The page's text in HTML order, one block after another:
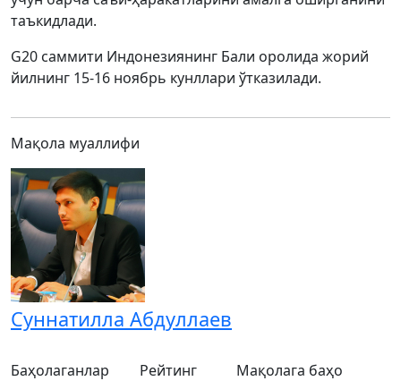
таъкидлади.
G20 саммити Индонезиянинг Бали оролида жорий
йилнинг 15-16 ноябрь кунллари ўтказилади.
Мақола муаллифи
Суннатилла Абдуллаев
Баҳолаганлар
Рейтинг
Мақолага баҳо